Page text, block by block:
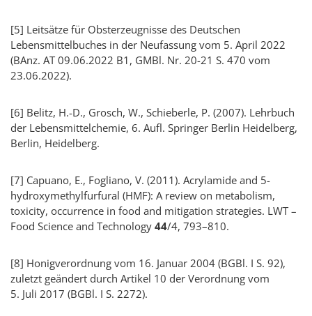
[5] Leitsätze für Obsterzeugnisse des Deutschen
Lebensmittelbuches in der Neufassung vom 5. April 2022
(BAnz. AT 09.06.2022 B1, GMBl. Nr. 20-21 S. 470 vom
23.06.2022).
[6] Belitz, H.-D., Grosch, W., Schieberle, P. (2007). Lehrbuch
der Lebensmittelchemie, 6. Aufl. Springer Berlin Heidelberg,
Berlin, Heidelberg.
[7] Capuano, E., Fogliano, V. (2011). Acrylamide and 5-
hydroxymethylfurfural (HMF): A review on metabolism,
toxicity, occurrence in food and mitigation strategies. LWT –
Food Science and Technology 44/4, 793–810.
[8] Honigverordnung vom 16. Januar 2004 (BGBl. I S. 92),
zuletzt geändert durch Artikel 10 der Verordnung vom
5. Juli 2017 (BGBl. I S. 2272).